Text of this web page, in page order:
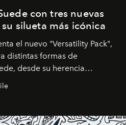
con tres nuevas
silueta más icónica
el nuevo "Versatility Pack",
distintas formas de
desde su herencia
moderna inspirada en el